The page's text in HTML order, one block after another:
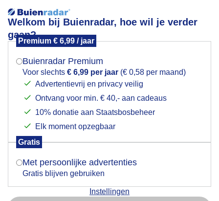
Welkom bij Buienradar, hoe wil je verder
gaan?
Premium € 6,99 / jaar
Buienradar Premium
Voor slechts € 6,99 per jaar (€ 0,58 per maand)
Advertentievrij en privacy veilig
Ontvang voor min. € 40,- aan cadeaus
10% donatie aan Staatsbosbeheer
Elk moment opzegbaar
Gratis
Met persoonlijke advertenties
Gratis blijven gebruiken
Instellingen
Een mooie dag om uit te vliegen
Mogen we je locatie gebruiken voor het
Indien je hier nog geen akkoord op hebt gegeven,
verschijnt er zo een pop-up uit je browser waarin
Is goed, toon de popup
Nu niet, misschien later